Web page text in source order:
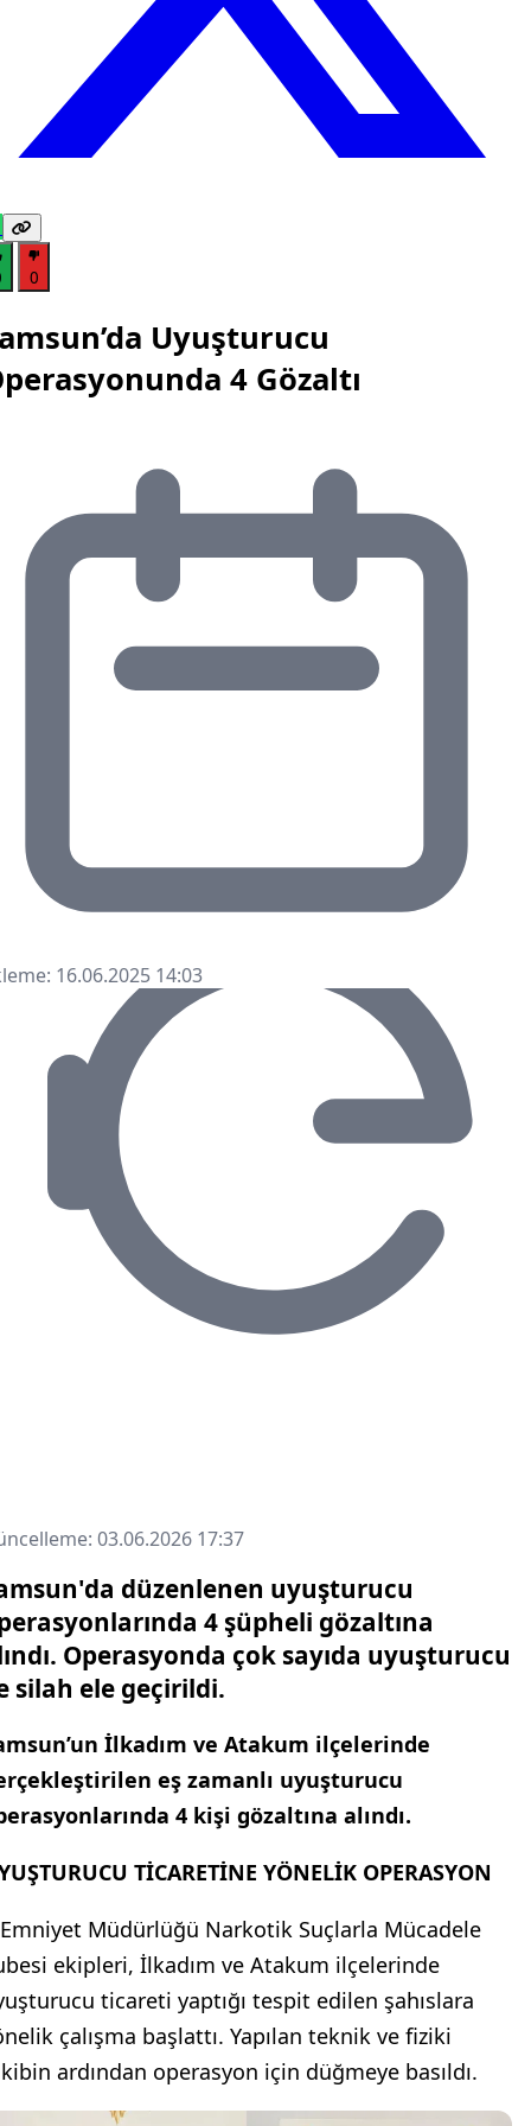
0
Uyuşturucu
4 Gözaltı
16.06.2025 14:03
03.06.2026 17:37
düzenlenen uyuşturucu
4 şüpheli gözaltına
Operasyonda çok sayıda uyuşturucu
silah ele geçirildi.
İlkadım ve Atakum ilçelerinde
eş zamanlı uyuşturucu
4 kişi gözaltına alındı.
TİCARETİNE YÖNELİK OPERASYON
Müdürlüğü Narkotik Suçlarla Mücadele
ekipleri, İlkadım ve Atakum ilçelerinde
ticareti yaptığı tespit edilen şahıslara
çalışma başlattı. Yapılan teknik ve fiziki
ardından operasyon için düğmeye basıldı.